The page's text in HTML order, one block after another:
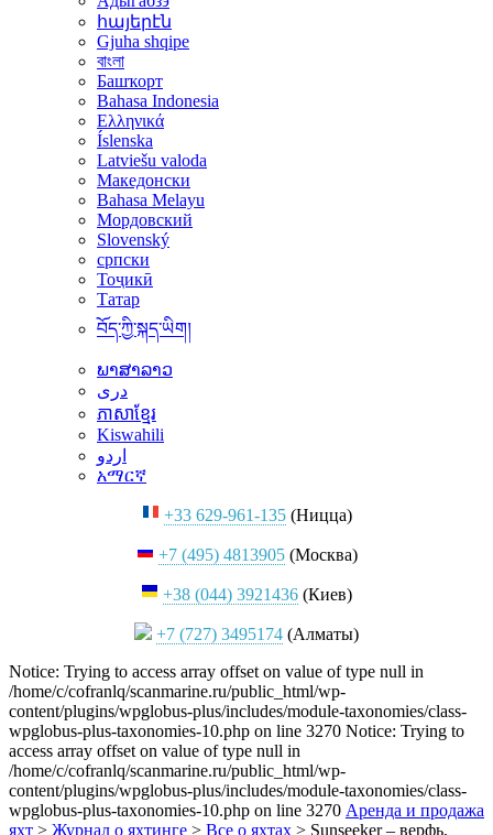
հայերէն
Gjuha shqipe
বাংলা
Башҡорт
Bahasa Indonesia
Ελληνικά
Íslenska
Latviešu valoda
Македонски
Bahasa Melayu
Мордовский
Slovenský
српски
Тоҷикӣ
Татар
བོད་ཀྱི་སྐད་ཡིག།
ພາສາລາວ
دری
ភាសាខ្មែរ
Kiswahili
اردو
አማርኛ
+33 629-961-135(Ницца)
+7 (495) 4813905(Москва)
+38 (044) 3921436 (Киев)
+7 (727) 3495174 (Алматы)
Notice: Trying to access array offset on value of type null in
/home/c/cofranlq/scanmarine.ru/public_html/wp-
content/plugins/wpglobus-plus/includes/module-taxonomies/class-
wpglobus-plus-taxonomies-10.php on line 3270 Notice: Trying to
access array offset on value of type null in
/home/c/cofranlq/scanmarine.ru/public_html/wp-
content/plugins/wpglobus-plus/includes/module-taxonomies/class-
wpglobus-plus-taxonomies-10.php on line 3270 Аренда и продажа
яхт > Журнал о яхтинге > Все о яхтах > Sunseeker – верфь,